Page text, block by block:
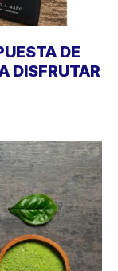
DE
DISFRUTAR